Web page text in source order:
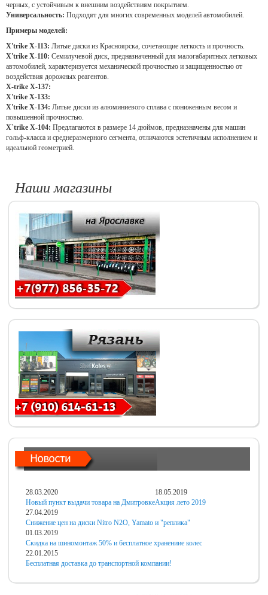
черных, с устойчивым к внешним воздействиям покрытием.
Универсальность: Подходят для многих современных моделей автомобилей.
Примеры моделей:
X'trike X-113: Литые диски из Красноярска, сочетающие легкость и прочность.
X'trike X-110: Семилучевой диск, предназначенный для малогабаритных легковых
автомобилей, характеризуется механической прочностью и защищенностью от
воздействия дорожных реагентов.
X-trike X-137:
X'trike X-133:
X'trike X-134: Литые диски из алюминиевого сплава с пониженным весом и
повышенной прочностью.
X`trike X-104: Предлагаются в размере 14 дюймов, предназначены для машин
гольф-класса и среднеразмерного сегмента, отличаются эстетичным исполнением и
идеальной геометрией.
Наши магазины
28.03.2020
Новый пункт выдачи товара на Дмитровке
18.05.2019
Акция лето 2019
27.04.2019
Снижение цен на диски Nitro N2O, Yamato и "реплика"
01.03.2019
Скидка на шиномонтаж 50% и бесплатное хранениие колес
22.01.2015
Бесплатная доставка до транспортной компании!